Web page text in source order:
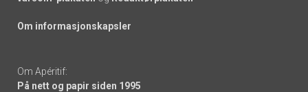
Om informasjonskapsler
Om Apéritif:
På nett og papir siden 1995